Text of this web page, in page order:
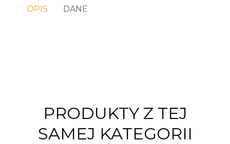
OPIS DANE
PRODUKTY Z TEJ
SAMEJ KATEGORII